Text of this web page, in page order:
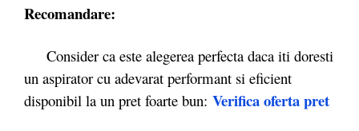
Recomandare:
Consider ca este alegerea perfecta daca iti doresti
un aspirator cu adevarat performant si eficient
disponibil la un pret foarte bun: Verifica oferta pret